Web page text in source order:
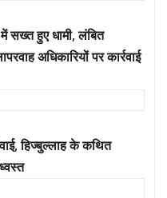
सख्त हुए धामी, लंबित
अधिकारियों पर कार्रवाई
हिज्बुल्लाह के कथित